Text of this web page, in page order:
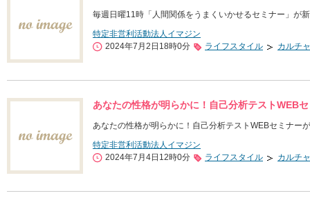
毎週日曜11時「人間関係をうまくいかせるセミナー」が
特定非営利活動法人イマジン
2024年7月2日18時0分
ライフスタイル カルチ
あなたの性格が明らかに！自己分析テストWEB
あなたの性格が明らかに！自己分析テストWEBセミナー
特定非営利活動法人イマジン
2024年7月4日12時0分
ライフスタイル カルチ